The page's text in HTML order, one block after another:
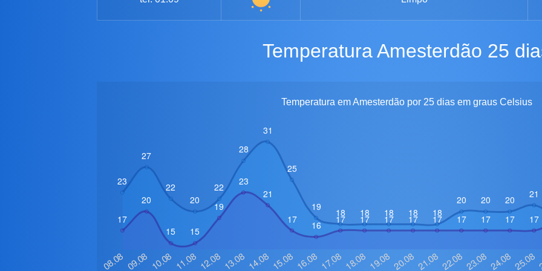
Temperatura Amesterdão 25
Temperatura em Amesterdão por 25 dias em graus Celsius